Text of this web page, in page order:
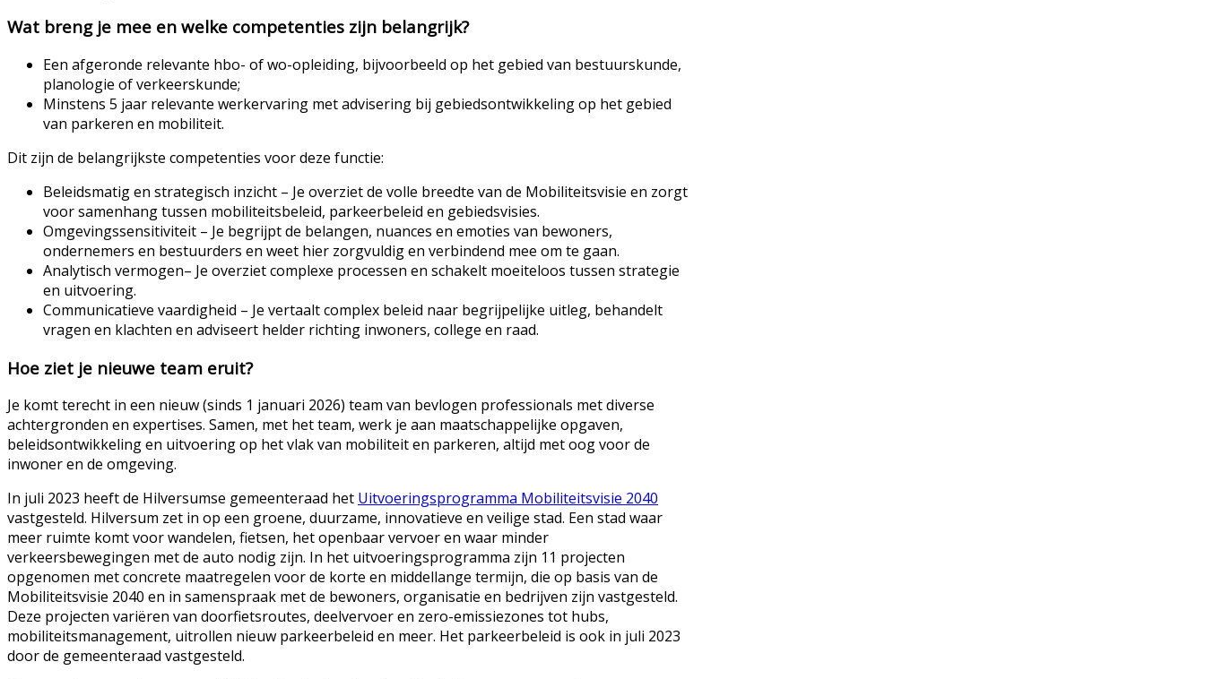
Wat breng je mee en welke competenties zijn belangrijk?
Een afgeronde relevante hbo- of wo-opleiding, bijvoorbeeld op het gebied van bestuurskunde,
planologie of verkeerskunde;
Minstens 5 jaar relevante werkervaring met advisering bij gebiedsontwikkeling op het gebied
van parkeren en mobiliteit.
Dit zijn de belangrijkste competenties voor deze functie:
Beleidsmatig en strategisch inzicht – Je overziet de volle breedte van de Mobiliteitsvisie en zorgt
voor samenhang tussen mobiliteitsbeleid, parkeerbeleid en gebiedsvisies.
Omgevingssensitiviteit – Je begrijpt de belangen, nuances en emoties van bewoners,
ondernemers en bestuurders en weet hier zorgvuldig en verbindend mee om te gaan.
Analytisch vermogen– Je overziet complexe processen en schakelt moeiteloos tussen strategie
en uitvoering.
Communicatieve vaardigheid – Je vertaalt complex beleid naar begrijpelijke uitleg, behandelt
vragen en klachten en adviseert helder richting inwoners, college en raad.
Hoe ziet je nieuwe team eruit?
Je komt terecht in een nieuw (sinds 1 januari 2026) team van bevlogen professionals met diverse
achtergronden en expertises. Samen, met het team, werk je aan maatschappelijke opgaven,
beleidsontwikkeling en uitvoering op het vlak van mobiliteit en parkeren, altijd met oog voor de
inwoner en de omgeving.
In juli 2023 heeft de Hilversumse gemeenteraad het Uitvoeringsprogramma Mobiliteitsvisie 2040
vastgesteld. Hilversum zet in op een groene, duurzame, innovatieve en veilige stad. Een stad waar
meer ruimte komt voor wandelen, fietsen, het openbaar vervoer en waar minder
verkeersbewegingen met de auto nodig zijn. In het uitvoeringsprogramma zijn 11 projecten
opgenomen met concrete maatregelen voor de korte en middellange termijn, die op basis van de
Mobiliteitsvisie 2040 en in samenspraak met de bewoners, organisatie en bedrijven zijn vastgesteld.
Deze projecten variëren van doorfietsroutes, deelvervoer en zero-emissiezones tot hubs,
mobiliteitsmanagement, uitrollen nieuw parkeerbeleid en meer. Het parkeerbeleid is ook in juli 2023
door de gemeenteraad vastgesteld.